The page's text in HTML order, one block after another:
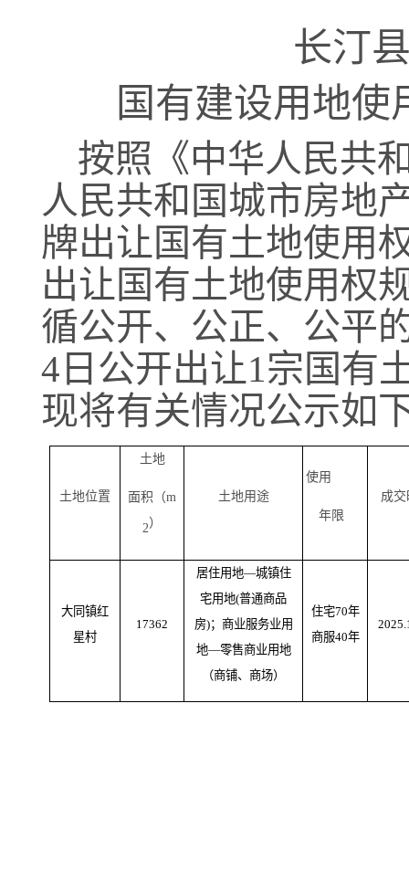
长汀
国有建设用地使
按照《中华人民共
人民共和国城市房地
牌出让国有土地使用
出让国有土地使用权
循公开、公正、公平
4 日 公开出让1宗国有
现将有关情况公示如
土地位置
土地
面积（m
2）
土地用途
使用
年限
成交
大同镇红
星村
17362
居住用地—城镇住
宅用地(普通商品
房)；商业服务业用
地—零售商业用地
（商铺、商场）
住宅70年
商服40年